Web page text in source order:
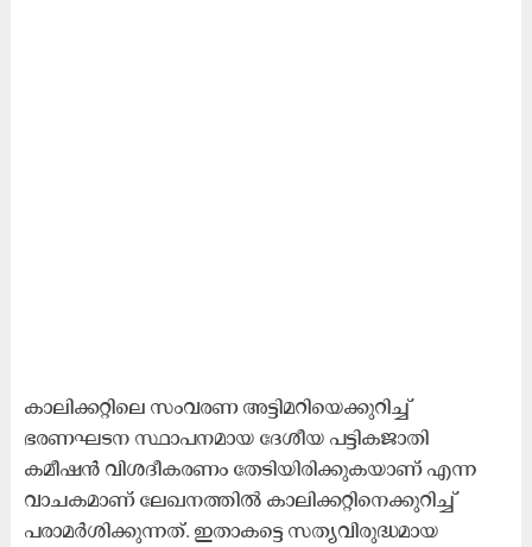
കാലിക്കറ്റിലെ സംവരണ അട്ടിമറിയെക്കുറിച്ച്
ഭരണഘടന സ്ഥാപനമായ ദേശീയ പട്ടികജാതി
കമീഷൻ വിശദീകരണം തേടിയിരിക്കുകയാണ് എന്ന
വാചകമാണ് ലേഖനത്തിൽ കാലിക്കറ്റിനെക്കുറിച്ച്
പരാമർശിക്കുന്നത്. ഇതാകട്ടെ സത്യവിരുദ്ധമായ